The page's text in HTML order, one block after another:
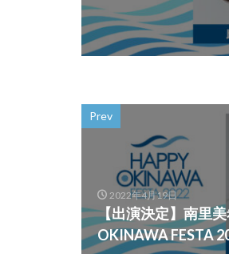
Prev
2022年4月19日
【出演決定】南里
OKINAWA FESTA